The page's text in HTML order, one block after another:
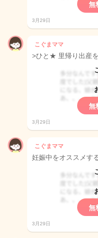
無
3月29日
こぐまママ
>ひと★ 里帰り出産
無
3月29日
こぐまママ
妊娠中をオススメす
無
3月29日